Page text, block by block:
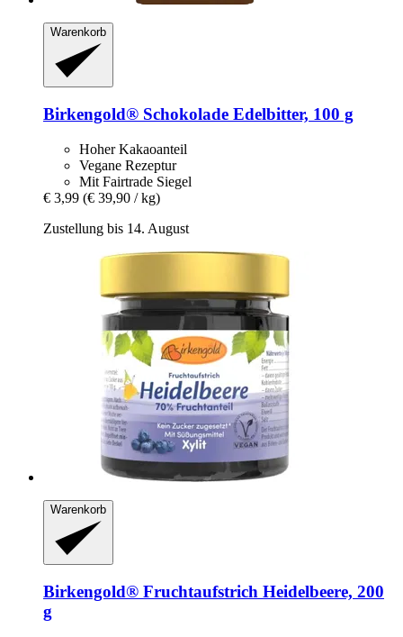
Warenkorb
Birkengold® Schokolade Edelbitter, 100 g
Hoher Kakaoanteil
Vegane Rezeptur
Mit Fairtrade Siegel
€ 3,99 (€ 39,90 / kg)
Zustellung bis 14. August
Warenkorb
Birkengold® Fruchtaufstrich Heidelbeere, 200
g